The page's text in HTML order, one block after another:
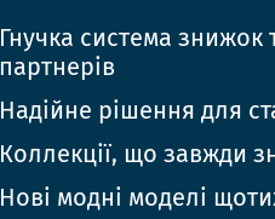
Гнучка система
партнерів
Надійне рішення для
Коллекції, що завжди
Нові модні моделі